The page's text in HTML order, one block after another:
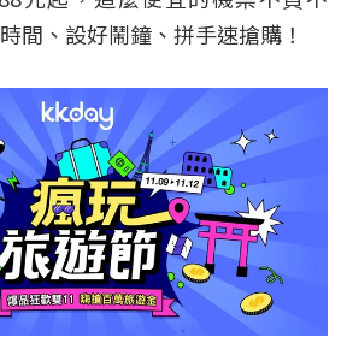
間、設好鬧鐘、拼手速搶購！